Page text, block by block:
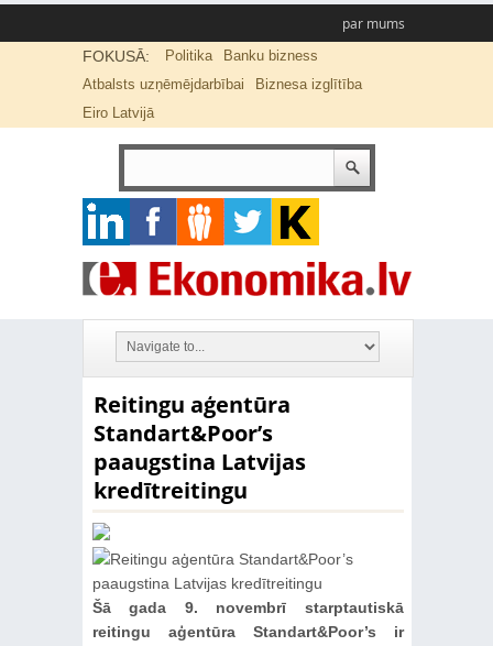
par mums
FOKUSĀ: Politika
Banku bizness
Atbalsts uzņēmējdarbībai
Biznesa izglītība
Eiro Latvijā
Reitingu aģentūra
Standart&Poor’s
paaugstina Latvijas
kredītreitingu
Šā gada 9. novembrī starptautiskā
reitingu aģentūra Standart&Poor’s ir